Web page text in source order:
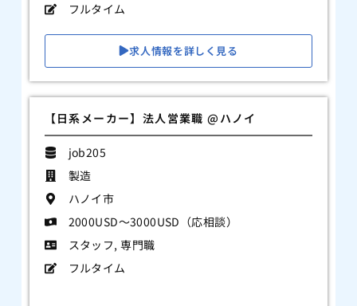
フルタイム
求人情報を詳しく見る
【日系メーカー】法人営業職 @ハノイ
job205
製造
ハノイ市
2000USD～3000USD（応相談）
スタッフ,専門職
フルタイム